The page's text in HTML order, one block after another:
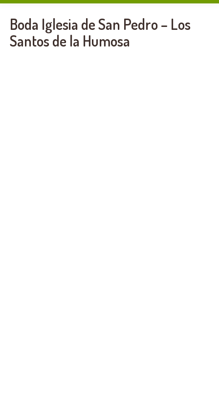
Boda Iglesia de San Pedro – Los
Santos de la Humosa